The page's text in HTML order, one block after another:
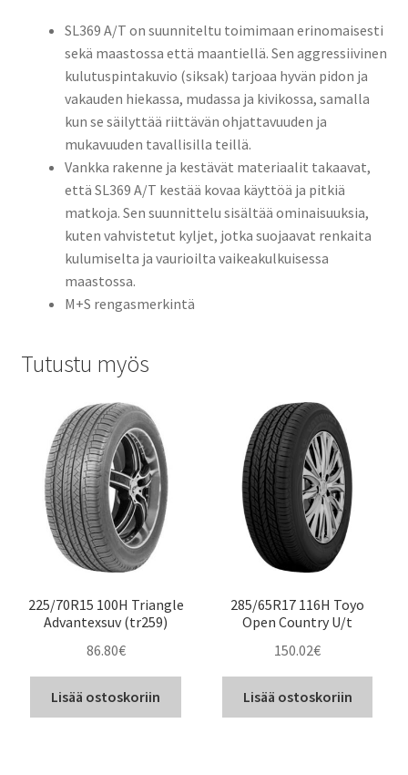
SL369 A/T on suunniteltu toimimaan erinomaisesti
sekä maastossa että maantiellä. Sen aggressiivinen
kulutuspintakuvio (siksak) tarjoaa hyvän pidon ja
vakauden hiekassa, mudassa ja kivikossa, samalla
kun se säilyttää riittävän ohjattavuuden ja
mukavuuden tavallisilla teillä.
Vankka rakenne ja kestävät materiaalit takaavat,
että SL369 A/T kestää kovaa käyttöä ja pitkiä
matkoja. Sen suunnittelu sisältää ominaisuuksia,
kuten vahvistetut kyljet, jotka suojaavat renkaita
kulumiselta ja vaurioilta vaikeakulkuisessa
maastossa.
M+S rengasmerkintä
Tutustu myös
225/70R15 100H Triangle
Advantexsuv (tr259)
86.80€
Lisää ostoskoriin
285/65R17 116H Toyo
Open Country U/t
150.02€
Lisää ostoskoriin